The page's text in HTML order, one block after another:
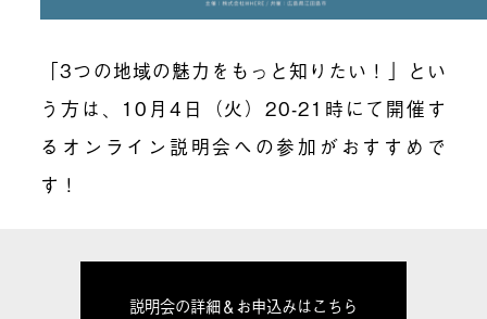
「3つの地域の魅力をもっと知りたい！」とい
う方は、10月4日（火）20-21時にて開催す
るオンライン説明会への参加がおすすめで
す！
説明会の詳細＆お申込みはこちら